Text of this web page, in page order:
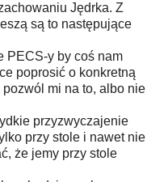
Jędrka. Z
są to następujące
PECS-y by coś nam
poprosić o konkretną
mi na to, albo nie
przyzwyczajenie
przy stole i nawet nie
że jemy przy stole